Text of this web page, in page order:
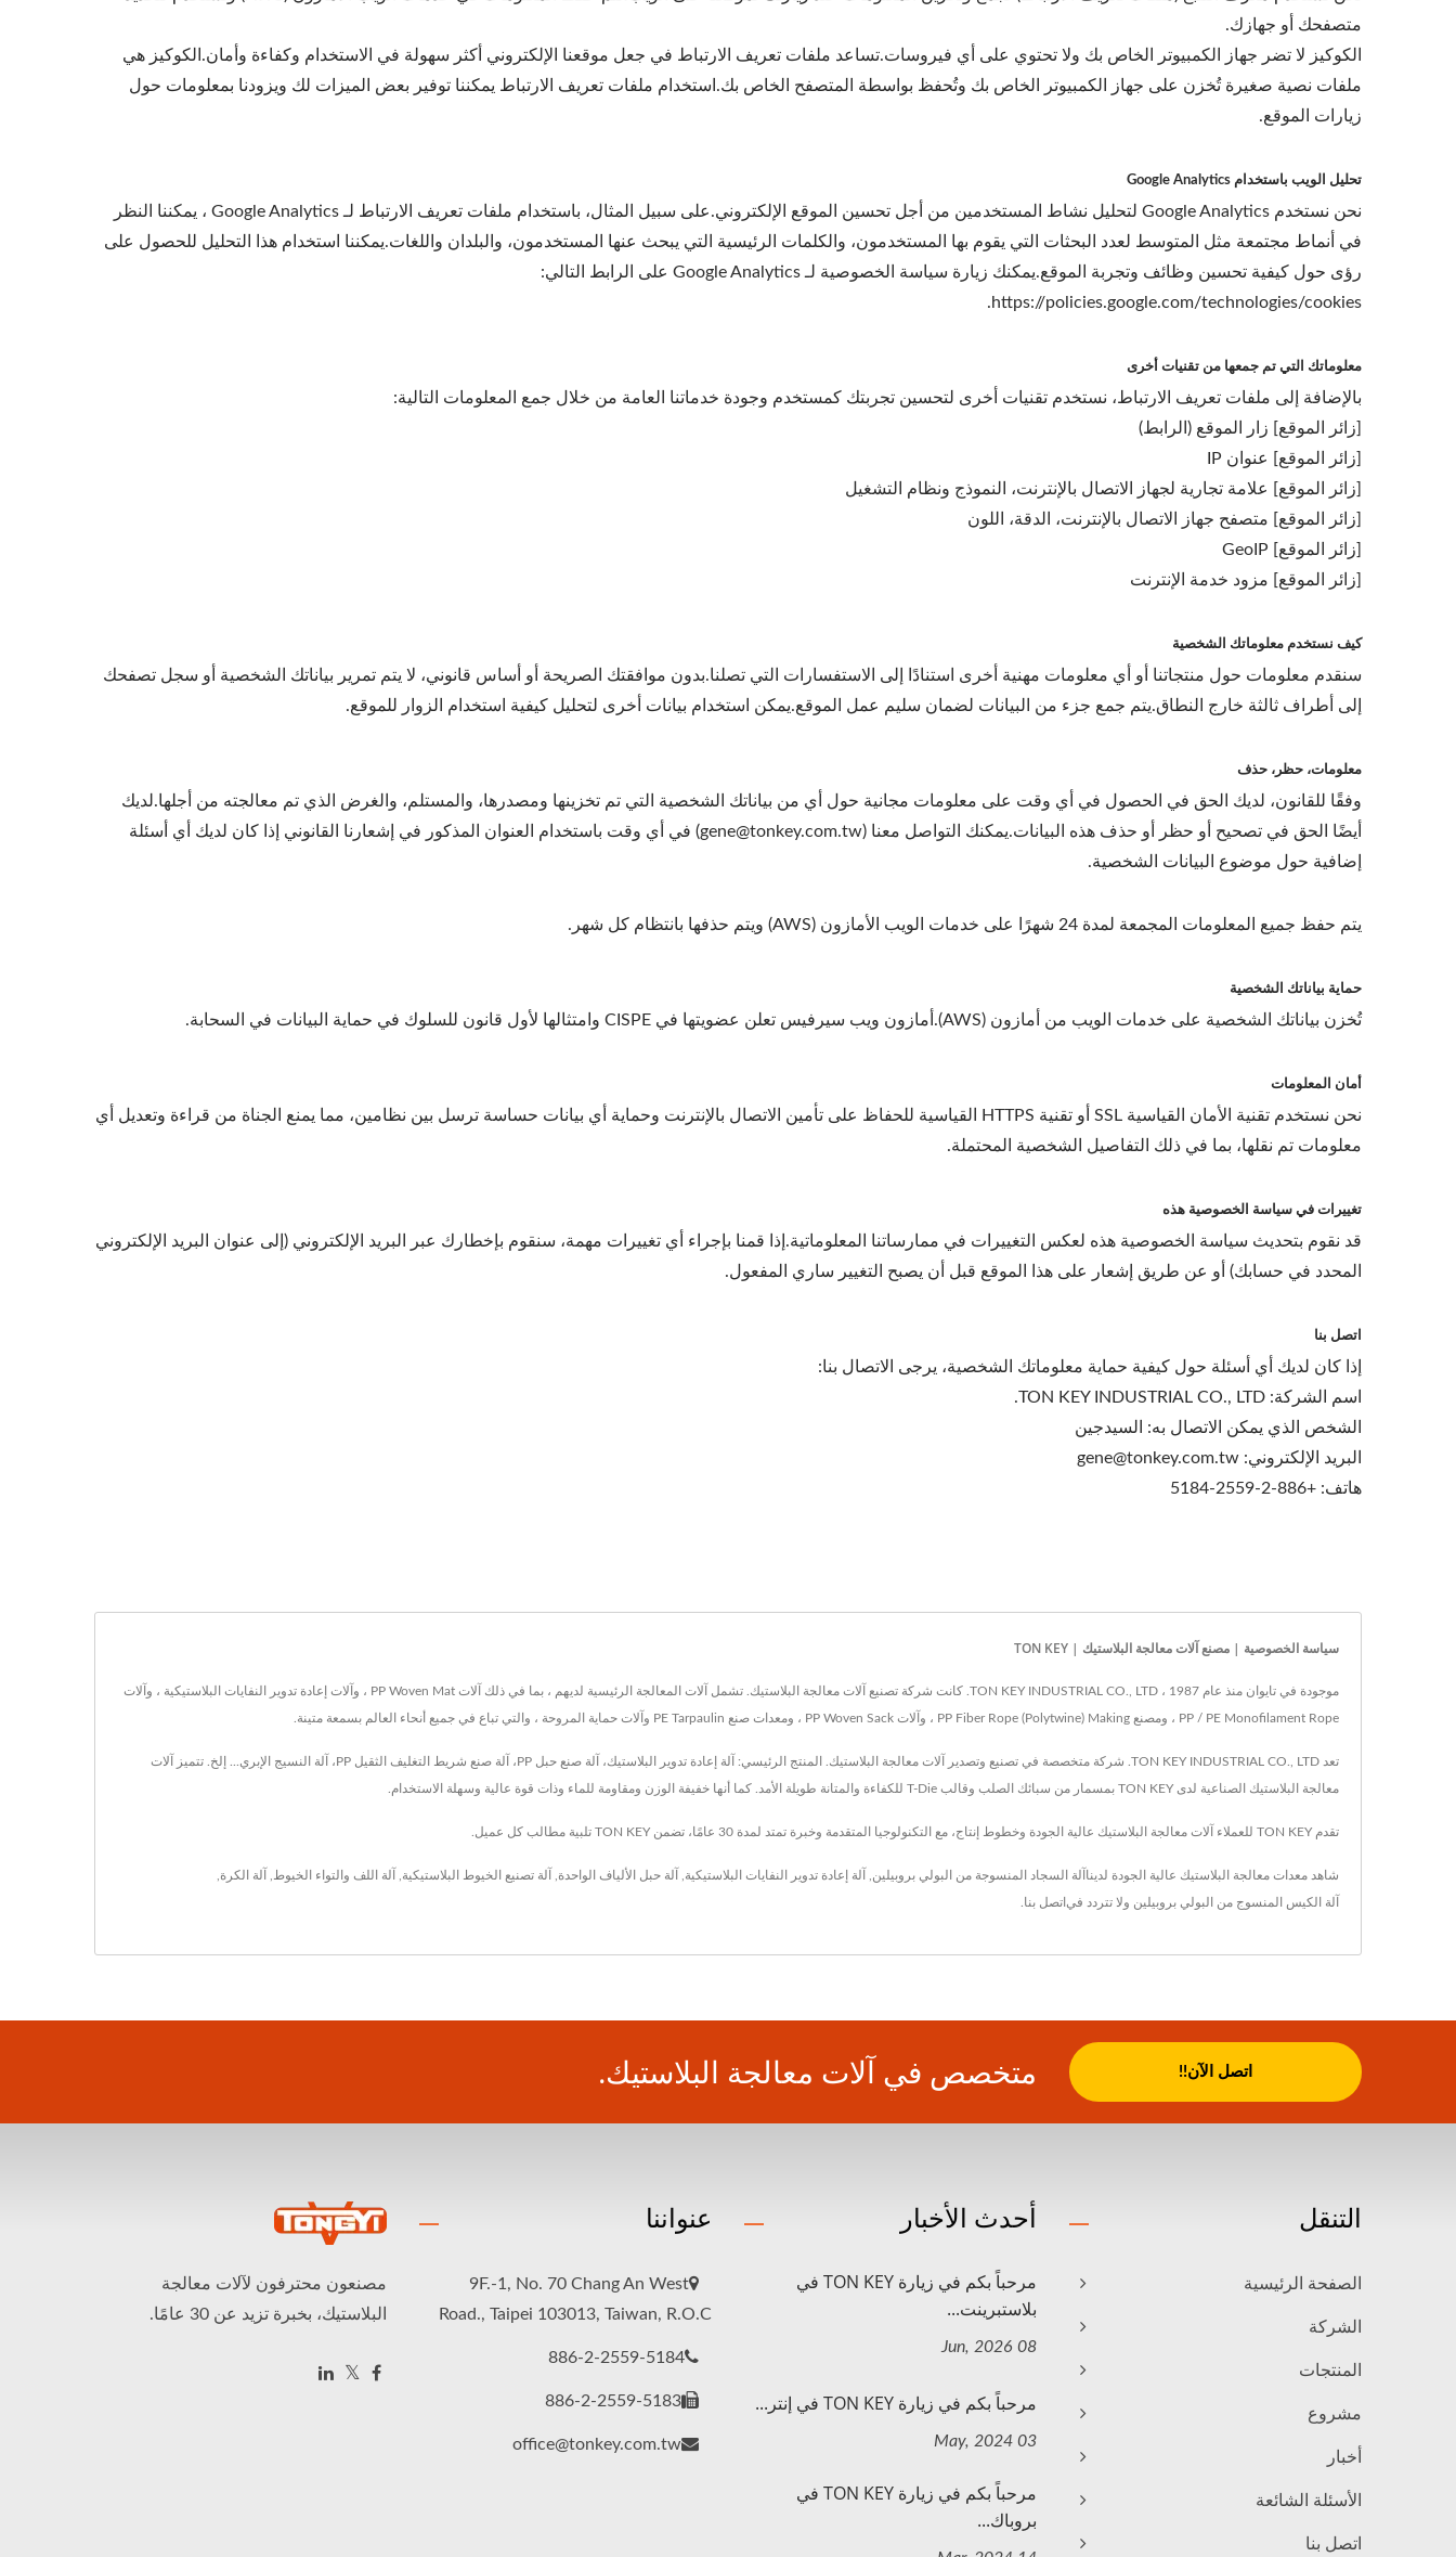
متصفحك أو جهازك.
الكوكيز لا تضر جهاز الكمبيوتر الخاص بك ولا تحتوي على أي فيروسات.تساعد ملفات تعريف الارتباط في جعل موقعنا الإلكتروني أكثر سهولة في الاستخدام وكفاءة وأمان.الكوكيز هي
ملفات نصية صغيرة تُخزن على جهاز الكمبيوتر الخاص بك وتُحفظ بواسطة المتصفح الخاص بك.استخدام ملفات تعريف الارتباط يمكننا توفير بعض الميزات لك ويزودنا بمعلومات حول
زيارات الموقع.
تحليل الويب باستخدام Google Analytics
نحن نستخدم Google Analytics لتحليل نشاط المستخدمين من أجل تحسين الموقع الإلكتروني.على سبيل المثال، باستخدام ملفات تعريف الارتباط لـ Google Analytics ، يمكننا النظر
في أنماط مجتمعة مثل المتوسط ​​لعدد البحثات التي يقوم بها المستخدمون، والكلمات الرئيسية التي يبحث عنها المستخدمون، والبلدان واللغات.يمكننا استخدام هذا التحليل للحصول على
رؤى حول كيفية تحسين وظائف وتجربة الموقع.يمكنك زيارة سياسة الخصوصية لـ Google Analytics على الرابط التالي:
https://policies.google.com/technologies/cookies.
معلوماتك التي تم جمعها من تقنيات أخرى
بالإضافة إلى ملفات تعريف الارتباط، نستخدم تقنيات أخرى لتحسين تجربتك كمستخدم وجودة خدماتنا العامة من خلال جمع المعلومات التالية:
[زائر الموقع] زار الموقع (الرابط)
[زائر الموقع] عنوان IP
[زائر الموقع] علامة تجارية لجهاز الاتصال بالإنترنت، النموذج ونظام التشغيل
[زائر الموقع] متصفح جهاز الاتصال بالإنترنت، الدقة، اللون
[زائر الموقع] GeoIP
[زائر الموقع] مزود خدمة الإنترنت
كيف نستخدم معلوماتك الشخصية
سنقدم معلومات حول منتجاتنا أو أي معلومات مهنية أخرى استنادًا إلى الاستفسارات التي تصلنا.بدون موافقتك الصريحة أو أساس قانوني، لا يتم تمرير بياناتك الشخصية أو سجل تصفحك
إلى أطراف ثالثة خارج النطاق.يتم جمع جزء من البيانات لضمان سليم عمل الموقع.يمكن استخدام بيانات أخرى لتحليل كيفية استخدام الزوار للموقع.
معلومات، حظر، حذف
وفقًا للقانون، لديك الحق في الحصول في أي وقت على معلومات مجانية حول أي من بياناتك الشخصية التي تم تخزينها ومصدرها، والمستلم، والغرض الذي تم معالجته من أجلها.لديك
أيضًا الحق في تصحيح أو حظر أو حذف هذه البيانات.يمكنك التواصل معنا (gene@tonkey.com.tw) في أي وقت باستخدام العنوان المذكور في إشعارنا القانوني إذا كان لديك أي أسئلة
إضافية حول موضوع البيانات الشخصية.
يتم حفظ جميع المعلومات المجمعة لمدة 24 شهرًا على خدمات الويب الأمازون (AWS) ويتم حذفها بانتظام كل شهر.
حماية بياناتك الشخصية
تُخزن بياناتك الشخصية على خدمات الويب من أمازون (AWS).أمازون ويب سيرفيس تعلن عضويتها في CISPE وامتثالها لأول قانون للسلوك في حماية البيانات في السحابة.
أمان المعلومات
نحن نستخدم تقنية الأمان القياسية SSL أو تقنية HTTPS القياسية للحفاظ على تأمين الاتصال بالإنترنت وحماية أي بيانات حساسة ترسل بين نظامين، مما يمنع الجناة من قراءة وتعديل أي
معلومات تم نقلها، بما في ذلك التفاصيل الشخصية المحتملة.
تغييرات في سياسة الخصوصية هذه
قد نقوم بتحديث سياسة الخصوصية هذه لعكس التغييرات في ممارساتنا المعلوماتية.إذا قمنا بإجراء أي تغييرات مهمة، سنقوم بإخطارك عبر البريد الإلكتروني (إلى عنوان البريد الإلكتروني
المحدد في حسابك) أو عن طريق إشعار على هذا الموقع قبل أن يصبح التغيير ساري المفعول.
اتصل بنا
إذا كان لديك أي أسئلة حول كيفية حماية معلوماتك الشخصية، يرجى الاتصال بنا:
اسم الشركة: TON KEY INDUSTRIAL CO., LTD.
الشخص الذي يمكن الاتصال به: السيدجين
البريد الإلكتروني: gene@tonkey.com.tw
هاتف: +886-2-2559-5184
سياسة الخصوصية | مصنع آلات معالجة البلاستيك | TON KEY
موجودة في تايوان منذ عام 1987 ، TON KEY INDUSTRIAL CO., LTD. كانت شركة تصنيع آلات معالجة البلاستيك. تشمل آلات المعالجة الرئيسية لديهم ، بما في ذلك آلات PP Woven Mat ، وآلات إعادة تدوير النفايات البلاستيكية ، وآلات
PP / PE Monofilament Rope ، ومصنع PP Fiber Rope (Polytwine) Making ، وآلات PP Woven Sack ، ومعدات صنع PE Tarpaulin وآلات حماية المروحة ، والتي تباع في جميع أنحاء العالم بسمعة متينة.
تعد TON KEY INDUSTRIAL CO., LTD. شركة متخصصة في تصنيع وتصدير آلات معالجة البلاستيك. المنتج الرئيسي: آلة إعادة تدوير البلاستيك، آلة صنع حبل PP، آلة صنع شريط التغليف الثقيل PP، آلة النسيج الإبري... إلخ. تتميز آلات
معالجة البلاستيك الصناعية لدى TON KEY بمسمار من سبائك الصلب وقالب T-Die للكفاءة والمتانة طويلة الأمد. كما أنها خفيفة الوزن ومقاومة للماء وذات قوة عالية وسهلة الاستخدام.
تقدم TON KEY للعملاء آلات معالجة البلاستيك عالية الجودة وخطوط إنتاج، مع التكنولوجيا المتقدمة وخبرة تمتد لمدة 30 عامًا، تضمن TON KEY تلبية مطالب كل عميل.
شاهد معدات معالجة البلاستيك عالية الجودة لدينا آلة السجاد المنسوجة من البولي بروبيلين آلة إعادة تدوير النفايات البلاستيكية آلة حبل الألياف الواحدة آلة تصنيع الخيوط البلاستيكية آلة اللف والتواء الخيوط آلة الكرة
آلة الكيس المنسوج من البولي بروبيلين ولا تتردد في اتصل بنا
متخصص في آلات معالجة البلاستيك. اتصل الآن!!
مصنعون محترفون لآلات معالجة
البلاستيك، بخبرة تزيد عن 30 عامًا.
عنواننا
9F.-1, No. 70 Chang An West
Road., Taipei 103013, Taiwan, R.O.C
886-2-2559-5184
886-2-2559-5183
office@tonkey.com.tw
أحدث الأخبار
مرحباً بكم في زيارة TON KEY في
بلاستبرينت...
08 Jun, 2026
مرحباً بكم في زيارة TON KEY في إنتر...
03 May, 2024
مرحباً بكم في زيارة TON KEY في
بروباك...
التنقل
الصفحة الرئيسية
الشركة
المنتجات
مشروع
أخبار
الأسئلة الشائعة
اتصل بنا